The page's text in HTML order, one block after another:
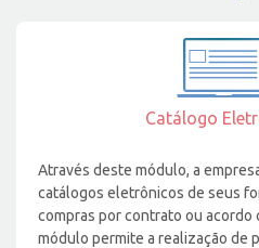
Catálogo
Através deste módulo, a
catálogos eletrônicos de seus
compras por contrato ou acordo
módulo permite a realização de